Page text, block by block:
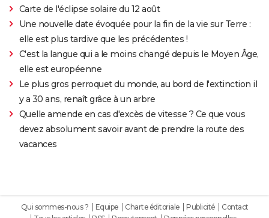
Carte de l'éclipse solaire du 12 août
Une nouvelle date évoquée pour la fin de la vie sur Terre :
elle est plus tardive que les précédentes !
C'est la langue qui a le moins changé depuis le Moyen Âge,
elle est européenne
Le plus gros perroquet du monde, au bord de l'extinction il
y a 30 ans, renaît grâce à un arbre
Quelle amende en cas d'excès de vitesse ? Ce que vous
devez absolument savoir avant de prendre la route des
vacances
Qui sommes-nous ? Equipe Charte éditoriale Publicité
Contact